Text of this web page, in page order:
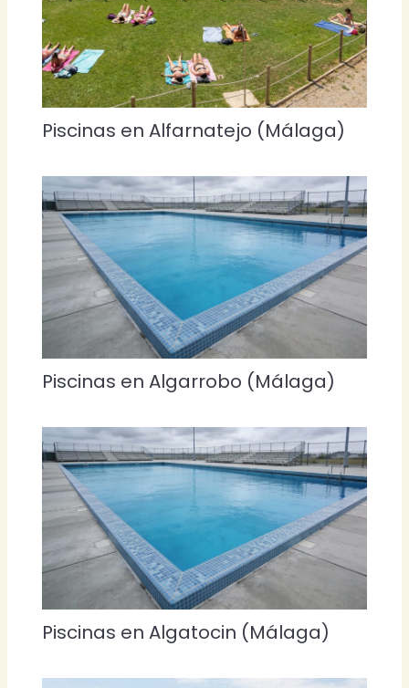
Piscinas en Alfarnatejo (Málaga)
Piscinas en Algarrobo (Málaga)
Piscinas en Algatocin (Málaga)